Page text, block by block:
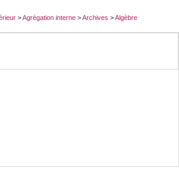
>Agrégation interne >Archives >Algèbre